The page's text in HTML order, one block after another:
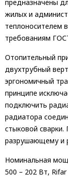
предназначены
жилых и
теплоносителем
требованиям
Отопительный
двухтрубный
эргономичный
принципе
подключить
радиатора
стыковой
разрушающему и
Номинальная
500 – 202 Вт,